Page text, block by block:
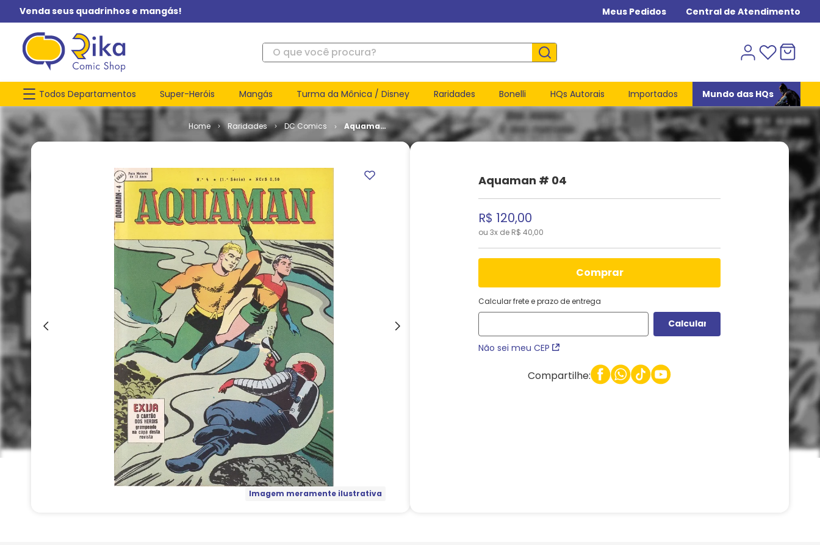
Venda seus quadrinhos e mangás! Meus Pedidos Central de Atendimento
O que você procura?
Todos Departamentos Super-Heróis Mangás Turma da Mônica / Disney Raridades Bonelli HQs Autorais Importados Mundo das HQs
Raridades DC Comics
Aquaman
# 04
Imagem meramente ilustrativa
Aquaman # 04
R$ 120,00
ou 3x de R$ 40,00
comprar
Calcular frete e prazo de entrega
Não sei meu CEP
Compartilhe: